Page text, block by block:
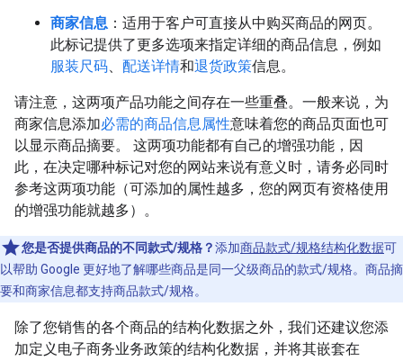
商家信息 ：适用于客户可直接从中购买商品的网页。
此标记提供了更多选项来指定详细的商品信息，例如
服装尺码、 配送详情和退货政策信息。
请注意，这两项产品功能之间存在一些重叠。一般来说，为
商家信息添加必需的商品信息属性意味着您的商品页面也可
以显示商品摘要。 这两项功能都有自己的增强功能，因
此，在决定哪种标记对您的网站来说有意义时，请务必同时
参考这两项功能（可添加的属性越多，您的网页有资格使用
的增强功能就越多）。
您是否提供商品的不同款式/规格？添加商品款式/规格结构化数据可
以帮助 Google 更好地了解哪些商品是同一父级商品的款式/规格。商品摘
要和商家信息都支持商品款式/规格。
除了您销售的各个商品的结构化数据之外，我们还建议您添
加定义电子商务业务政策的结构化数据，并将其嵌套在